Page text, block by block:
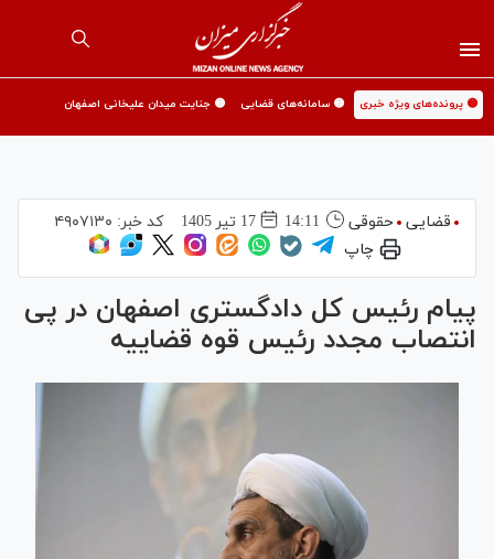
🟡 پرونده‌های ویژه خبری 🟡 سامانه‌های قضایی 🟡 جنایت میدان علیخانی اصفهان
قضایی حقوقی 14:11 17 تير 1405 کد خبر: ۴۹۰۷۱۳۰
چاپ
پیام رئیس کل دادگستری اصفهان در پی
انتصاب مجدد رئیس قوه قضاییه